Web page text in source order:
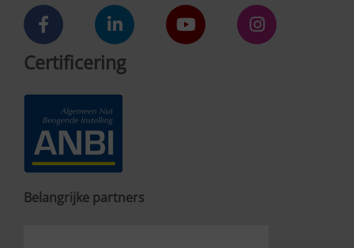
Certificering
Belangrijke partners